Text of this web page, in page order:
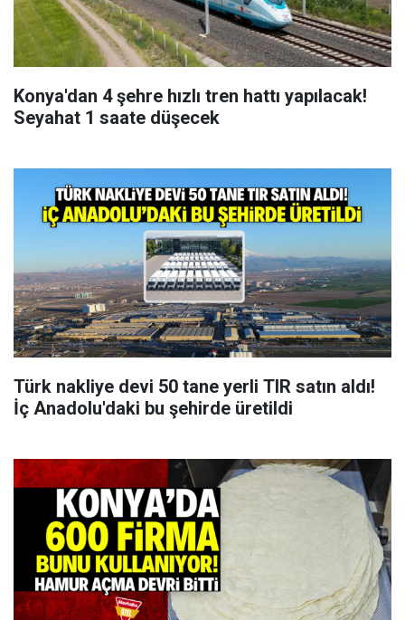
Konya'dan 4 şehre hızlı tren hattı yapılacak!
Seyahat 1 saate düşecek
Türk nakliye devi 50 tane yerli TIR satın aldı!
İç Anadolu'daki bu şehirde üretildi